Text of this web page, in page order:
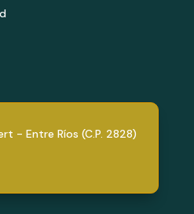
- Entre Ríos (C.P. 2828)